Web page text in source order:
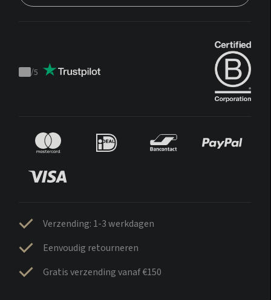
Trustpilot
/5
Verzending: 1-3 werkdagen
Eenvoudig retourneren
Gratis verzending vanaf €150